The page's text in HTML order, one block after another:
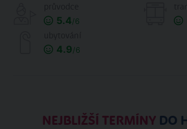
5.4/6
4.9/6
NEJBLIŽŠÍ TERMÍNYDO